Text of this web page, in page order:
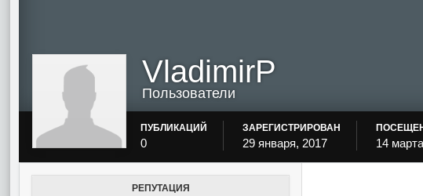
VladimirP
Пользователи
ПУБЛИКАЦИЙ
0
ЗАРЕГИСТРИРОВАН
29 января, 2017 14
РЕПУТАЦИЯ